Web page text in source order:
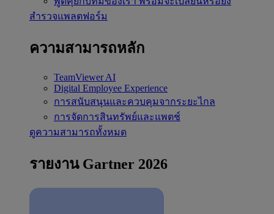
สำรวจแพลตฟอร์ม
ความสามารถหลัก
TeamViewer AI
Digital Employee Experience
การสนับสนุนและควบคุมจากระยะไกล
การจัดการสินทรัพย์และแพตช์
ดูความสามารถทั้งหมด
รายงาน Gartner 2026